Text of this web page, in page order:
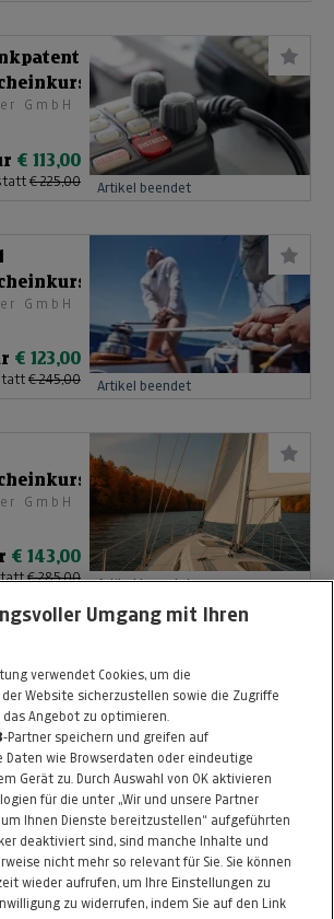
GmbH
€ 113,00
€ 225,00 Artikel beendet
GmbH
€ 123,00
€ 245,00 Artikel beendet
GmbH
€ 143,00
€ 285,00 Artikel beendet
GmbH
€ 175,00
€ 350,00 Artikel beendet
ZURÜCK NACH
Umgang mit Ihren
verwendet Cookies, um die
Website sicherzustellen sowie die Zugriffe
Angebot zu optimieren.
-Partner speichern und greifen auf
Daten wie Browserdaten oder eindeutige
Gerät zu. Durch Auswahl von OK aktivieren
für die unter „Wir und unsere Partner
Ihnen Dienste bereitzustellen“ aufgeführten
deaktiviert sind, sind manche Inhalte und
nicht mehr so relevant für Sie. Sie können
wieder aufrufen, um Ihre Einstellungen zu
zu widerrufen, indem Sie auf den Link